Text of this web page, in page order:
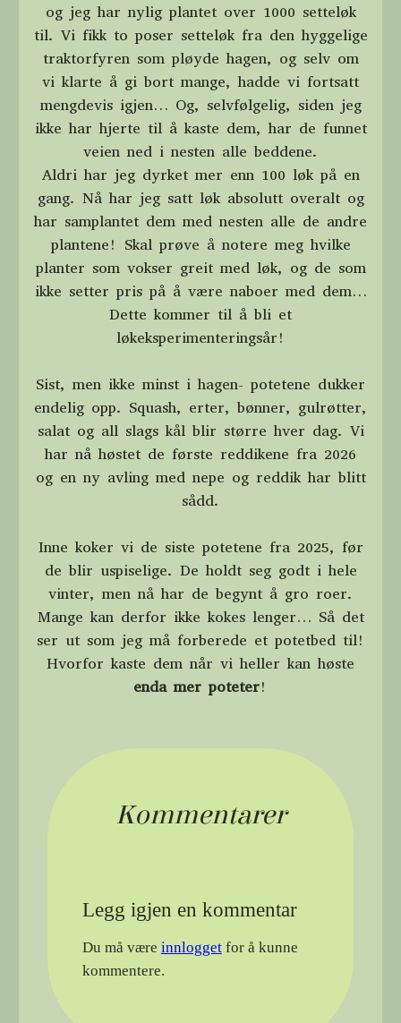
og jeg har nylig plantet over 1000 setteløk
til. Vi fikk to poser setteløk fra den hyggelige
traktorfyren som pløyde hagen, og selv om
vi klarte å gi bort mange, hadde vi fortsatt
mengdevis igjen… Og, selvfølgelig, siden jeg
ikke har hjerte til å kaste dem, har de funnet
veien ned i nesten alle beddene.
Aldri har jeg dyrket mer enn 100 løk på en
gang. Nå har jeg satt løk absolutt overalt og
har samplantet dem med nesten alle de andre
plantene! Skal prøve å notere meg hvilke
planter som vokser greit med løk, og de som
ikke setter pris på å være naboer med dem…
Dette kommer til å bli et
løkeksperimenteringsår!
Sist, men ikke minst i hagen- potetene dukker
endelig opp. Squash, erter, bønner, gulrøtter,
salat og all slags kål blir større hver dag. Vi
har nå høstet de første reddikene fra 2026
og en ny avling med nepe og reddik har blitt
sådd.
Inne koker vi de siste potetene fra 2025, før
de blir uspiselige. De holdt seg godt i hele
vinter, men nå har de begynt å gro roer.
Mange kan derfor ikke kokes lenger… Så det
ser ut som jeg må forberede et potetbed til!
Hvorfor kaste dem når vi heller kan høste
enda mer poteter!
Kommentarer
Legg igjen en kommentar
Du må være innloggetfor å kunne
kommentere.